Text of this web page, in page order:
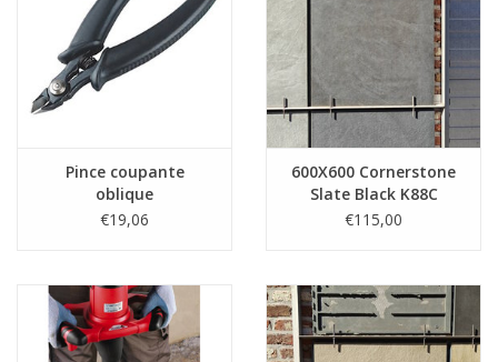
Pince coupante
oblique
€19,06
600X600 Cornerstone
Slate Black K88C
18mm
€115,00